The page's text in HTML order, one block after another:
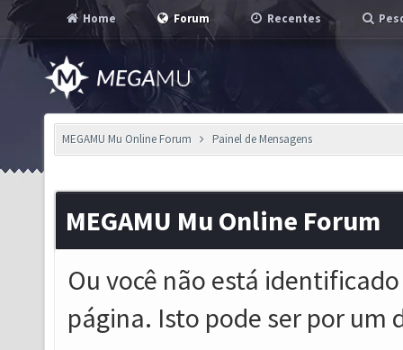
Home Forum Recentes
MEGAMU Mu Online Forum Painel de Mensagens
MEGAMU Mu Online Forum
Ou você não está
página. Isto pode ser por um